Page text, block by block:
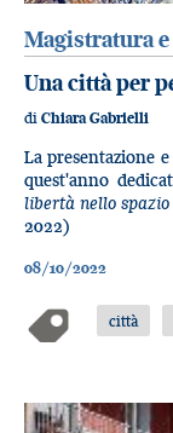
Magistratura
Una città per
di Chiara Gabrielli
La presentazione
quest'anno
libertà nello
2022)
08/10/2022
città